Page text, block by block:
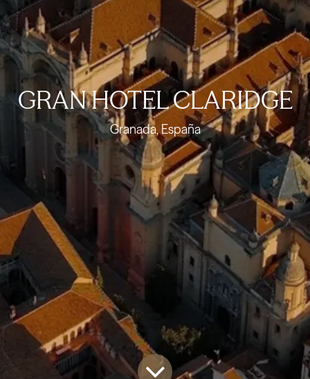
GRAN HOTEL CLARIDGE
Granada, España